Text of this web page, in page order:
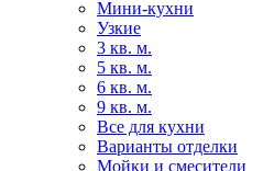
Мини-кухни
Узкие
3 кв. м.
5 кв. м.
6 кв. м.
9 кв. м.
Все для кухни
Варианты отделки
Мойки и смесители